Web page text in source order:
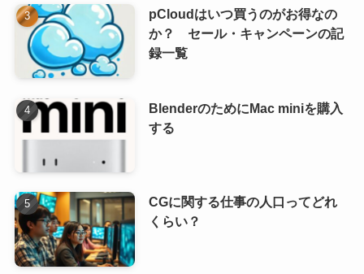
pCloudはいつ買うのがお得なの
か？ セール・キャンペーンの記
録一覧
BlenderのためにMac miniを購入
する
CGに関する仕事の人口ってどれ
くらい？